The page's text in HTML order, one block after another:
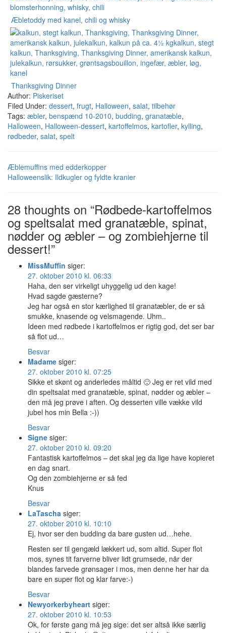
Æbletoddy med kanel, chili og whisky
Thanksgiving Dinner
Author: Piskeriset
Filed Under: dessert, frugt, Halloween, salat, tilbehør
Tags: æbler, benspænd 10-2010, budding, granatæble,
Halloween, Halloween-dessert, kartoffelmos, kartofler, kylling,
rødbeder, salat, spelt
Æblemuffins med edderkopper
Halloweenslik: Ildkugler og fyldte kranier
28 thoughts on “Rødbede-kartoffelmos
og speltsalat med granatæble, spinat,
nødder og æbler – og zombiehjerne til
dessert!”
MissMuffin siger:
27. oktober 2010 kl. 06:33
Haha, den ser virkeligt uhyggelig ud den kage!
Hvad sagde gæsterne?
Jeg har også en stor kærlighed til granatæbler, de er så
smukke, knasende og velsmagende. Uhm..
Ideen med rødbede i kartoffelmos er rigtig god, det ser bar
så flot ud…
Besvar
Madame siger:
27. oktober 2010 kl. 07:25
Sikke et skønt og anderledes måltid 🙂 Jeg er ret vild med
din speltsalat med granatæble, spinat, nødder og æbler –
den må jeg prøve i aften. Og desserten ville vække vild
jubel hos min Bella :-))
Besvar
Signe siger:
27. oktober 2010 kl. 09:20
Fantastisk kartoffelmos – det skal jeg da lige have kopieret
en dag snart.
Og den zombiehjerne er så fed
Knus
Besvar
LaTascha siger:
27. oktober 2010 kl. 10:10
Ej, hvor ser den budding da bare gusten ud…hehe.
Resten ser til gengæld lækkert ud, som altid. Super flot
mos, synes tit farverne bliver lidt grumsede, når der
blandes farvede grønsager i mos, men denne her har da
bare en super flot og klar farve:-)
Besvar
Newyorkerbyheart siger:
27. oktober 2010 kl. 10:53
Ok, for første gang må jeg sige: det ser altså ikke særlig